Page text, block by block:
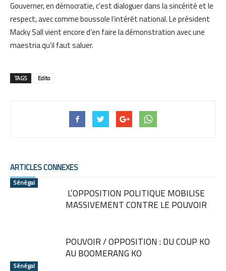
Gouverner, en démocratie, c’est dialoguer dans la sincérité et le
respect, avec comme boussole l’intérêt national. Le président
Macky Sall vient encore d’en faire la démonstration avec une
maestria qu’il faut saluer.
TAGS Edito
ARTICLES CONNEXES
Sénégal
L’OPPOSITION POLITIQUE MOBILISE
MASSIVEMENT CONTRE LE POUVOIR
Sénégal
POUVOIR / OPPOSITION : DU COUP KO
AU BOOMERANG KO